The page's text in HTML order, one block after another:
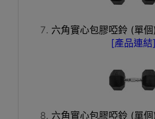
六角實心包膠啞鈴 (單
[產品連結]
六角實心包膠啞鈴 (單